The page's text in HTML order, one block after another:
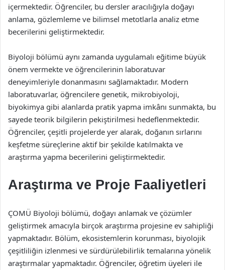
içermektedir. Öğrenciler, bu dersler aracılığıyla doğayı
anlama, gözlemleme ve bilimsel metotlarla analiz etme
becerilerini geliştirmektedir.
Biyoloji bölümü aynı zamanda uygulamalı eğitime büyük
önem vermekte ve öğrencilerinin laboratuvar
deneyimleriyle donanmasını sağlamaktadır. Modern
laboratuvarlar, öğrencilere genetik, mikrobiyoloji,
biyokimya gibi alanlarda pratik yapma imkânı sunmakta, bu
sayede teorik bilgilerin pekiştirilmesi hedeflenmektedir.
Öğrenciler, çeşitli projelerde yer alarak, doğanın sırlarını
keşfetme süreçlerine aktif bir şekilde katılmakta ve
araştırma yapma becerilerini geliştirmektedir.
Araştırma ve Proje Faaliyetleri
ÇOMÜ Biyoloji bölümü, doğayı anlamak ve çözümler
geliştirmek amacıyla birçok araştırma projesine ev sahipliği
yapmaktadır. Bölüm, ekosistemlerin korunması, biyolojik
çeşitliliğin izlenmesi ve sürdürülebilirlik temalarına yönelik
araştırmalar yapmaktadır. Öğrenciler, öğretim üyeleri ile